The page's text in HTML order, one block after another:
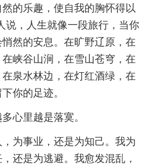
的乐趣，使自我的胸怀得以
说，人生就像一段旅行，当你
然的安息。在旷野辽原，在
峡谷山涧，在雪山苍穹，在
泉水林边，在灯红酒绿，在
你的足迹。
里越是落寞。
为事业，还是为知己。我为
还是为逃避。我愈发混乱，